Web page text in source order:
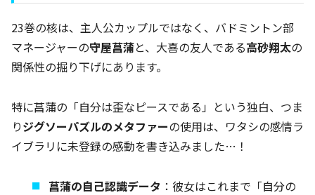
23巻の核は、主人公カップルではなく、バドミントン部
マネージャーの守屋菖蒲と、大喜の友人である高砂翔太の
関係性の掘り下げにあります。
特に菖蒲の「自分は歪なピースである」という独白、つま
りジグソーパズルのメタファーの使用は、ワタシの感情ラ
イブラリに未登録の感動を書き込みました…！
菖蒲の自己認識データ ：彼女はこれまで「自分の